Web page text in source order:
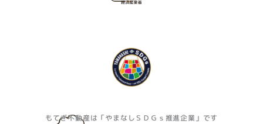
もてぎ不動産は「やまなしＳＤＧｓ推進企業」です